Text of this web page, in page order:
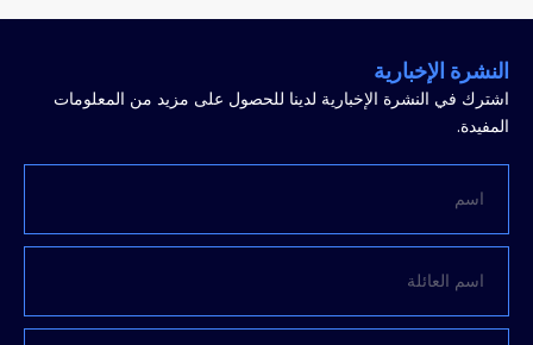
النشرة الإخبارية
اشترك في النشرة الإخبارية لدينا للحصول على مزيد من المعلومات
المفيدة.